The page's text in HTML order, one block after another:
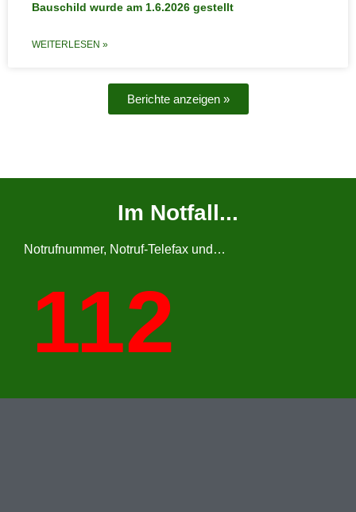
Bauschild wurde am 1.6.2026 gestellt
WEITERLESEN »
Berichte anzeigen »
Im Notfall...
Notrufnummer, Notruf-Telefax und…
112